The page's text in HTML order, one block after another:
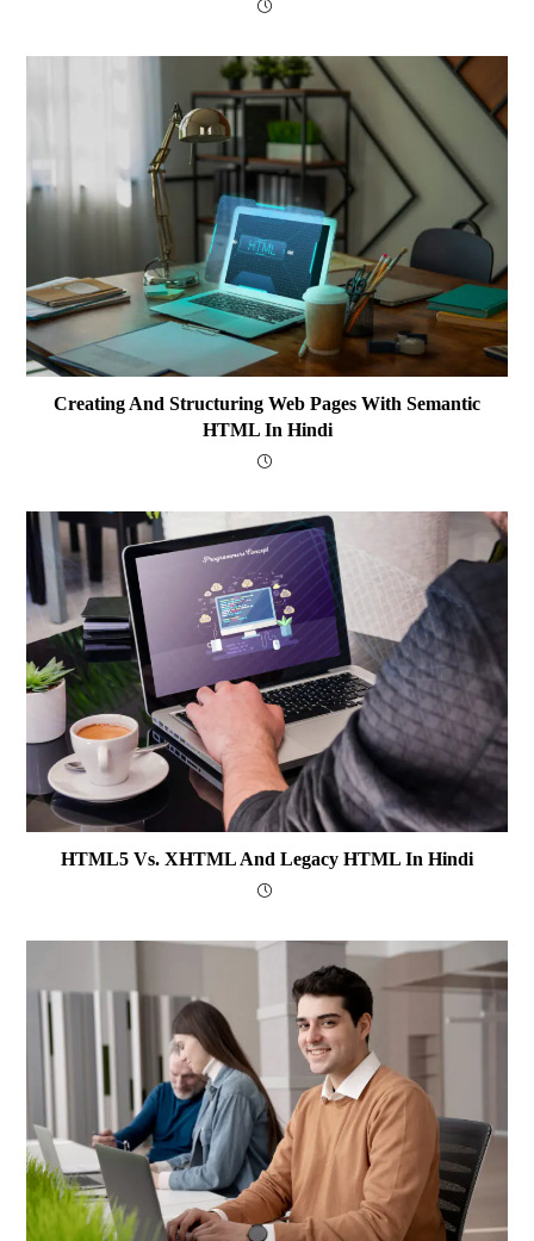
Creating And Structuring Web Pages With Semantic
HTML In Hindi
HTML5 Vs. XHTML And Legacy HTML In Hindi